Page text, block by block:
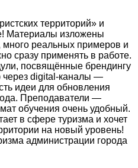
территорий» и
Материалы изложены
много реальных примеров и
сразу применять в работе.
посвящённые брендингу
через digital-каналы —
идеи для обновления
Преподаватели —
обучения очень удобный.
в сфере туризма и хочет
на новый уровень!
администрации города